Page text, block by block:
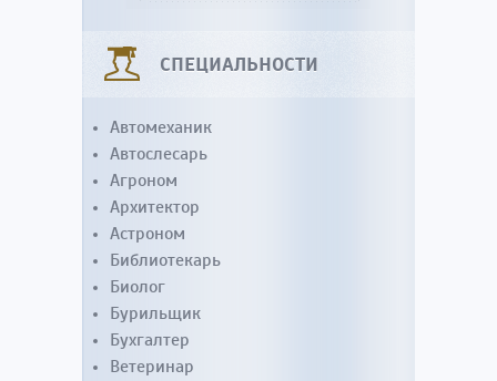
СПЕЦИАЛЬНОСТИ
Автомеханик
Автослесарь
Агроном
Архитектор
Астроном
Библиотекарь
Биолог
Бурильщик
Бухгалтер
Ветеринар